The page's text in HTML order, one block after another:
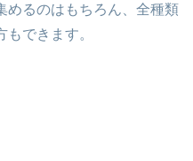
めるのはもちろん、全種類
できます。